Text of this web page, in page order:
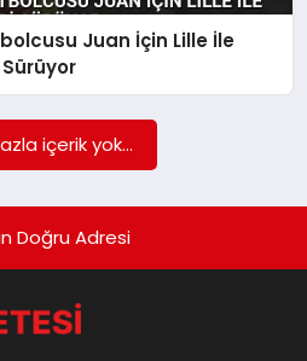
Juan İçin Lille İle
içerik yok...
Doğru Adresi